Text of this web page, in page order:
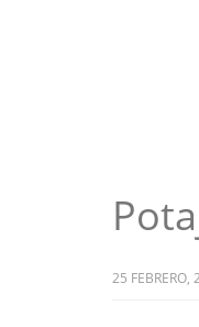
25 FEBRERO,